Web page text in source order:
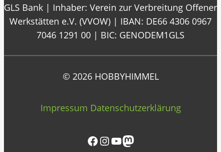
GLS Bank | Inhaber: Verein zur Verbreitung Offener
Werkstätten e.V. (VVOW) | IBAN: DE66 4306 0967
7046 1291 00 | BIC: GENODEM1GLS
© 2026 HOBBYHIMMEL
Impressum Datenschutzerklärung
Facebook InstagramYouTube Mastodon